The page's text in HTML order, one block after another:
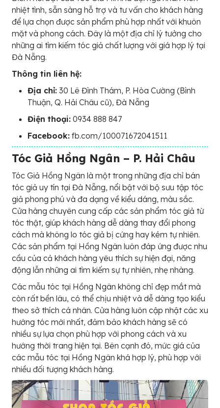
nhiệt tình, sẵn sàng hỗ trợ và tư vấn cho khách hàng
để lựa chọn được sản phẩm phù hợp nhất với khuôn
mặt và phong cách. Đây là một địa chỉ lý tưởng cho
những ai tìm kiếm tóc giả chất lượng với giá hợp lý tại
Đà Nẵng.
Thông tin liên hệ:
Địa chỉ: 30 Lê Đình Thám, P. Hòa Cường (Bình
Thuận, Q. Hải Châu cũ), Đà Nẵng
Điện thoại: 0934 888 847
Facebook: fb.com/100071672041511
Tóc Giả Hồng Ngân – P. Hải Châu
Tóc Giả Hồng Ngân là một trong những địa chỉ bán
tóc giả uy tín tại Đà Nẵng, nổi bật với bộ sưu tập tóc
giả phong phú và đa dạng về kiểu dáng, màu sắc.
Cửa hàng chuyên cung cấp các sản phẩm tóc giả từ
tóc thật, giúp khách hàng dễ dàng thay đổi phong
cách mà không lo tóc giả bị cứng hay kém tự nhiên.
Các sản phẩm tại Hồng Ngân luôn đáp ứng được nhu
cầu của cả khách hàng yêu thích sự hiện đại, năng
động lẫn những ai tìm kiếm sự tự nhiên, nhẹ nhàng.
Các mẫu tóc tại Hồng Ngân không chỉ đẹp mắt mà
còn rất bền lâu, có thể chịu nhiệt và dễ dàng tạo kiểu
theo sở thích cá nhân. Cửa hàng luôn cập nhật các xu
hướng tóc mới nhất, đảm bảo khách hàng sẽ có
nhiều sự lựa chọn phù hợp với phong cách và xu
hướng thời trang hiện tại. Bên cạnh đó, mức giá của
các mẫu tóc tại Hồng Ngân khá hợp lý, phù hợp với
nhiều đối tượng khách hàng.